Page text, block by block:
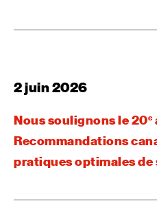
2 juin 2026
Nous soulignons le 20e
Recommandations
pratiques optimales de